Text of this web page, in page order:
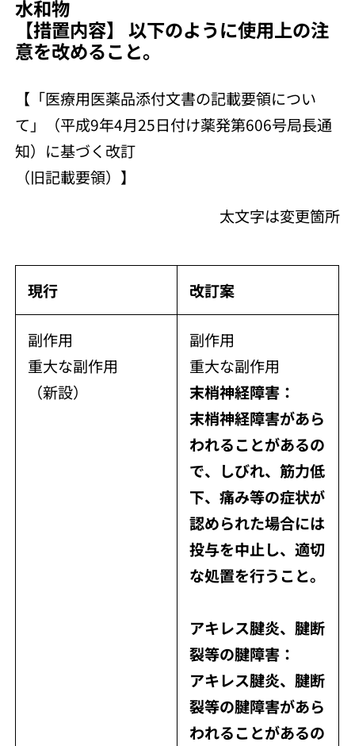
水和物
【措置内容】 以下のように使用上の注
意を改めること。
【「医療用医薬品添付文書の記載要領につい
て」（平成9年4月25日付け薬発第606号局長通
知）に基づく改訂
（旧記載要領）】
太文字は変更箇所
現行 改訂案
副作用
重大な副作用
（新設）
副作用
重大な副作用
末梢神経障害：
末梢神経障害があら
われることがあるの
で、しびれ、筋力低
下、痛み等の症状が
認められた場合には
投与を中止し、適切
な処置を行うこと。
アキレス腱炎、腱断
裂等の腱障害：
アキレス腱炎、腱断
裂等の腱障害があら
われることがあるの